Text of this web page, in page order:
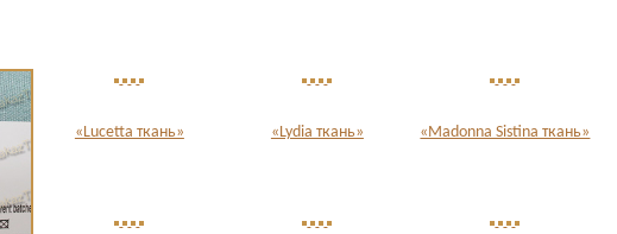
«Lucetta ткань» «Lydia ткань» «Madonna Sistina ткань»